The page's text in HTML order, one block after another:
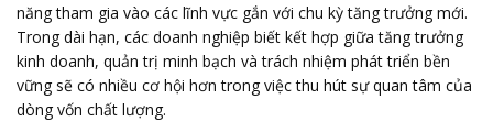
năng tham gia vào các lĩnh vực gắn với chu kỳ tăng trưởng mới.
Trong dài hạn, các doanh nghiệp biết kết hợp giữa tăng trưởng
kinh doanh, quản trị minh bạch và trách nhiệm phát triển bền
vững sẽ có nhiều cơ hội hơn trong việc thu hút sự quan tâm của
dòng vốn chất lượng.